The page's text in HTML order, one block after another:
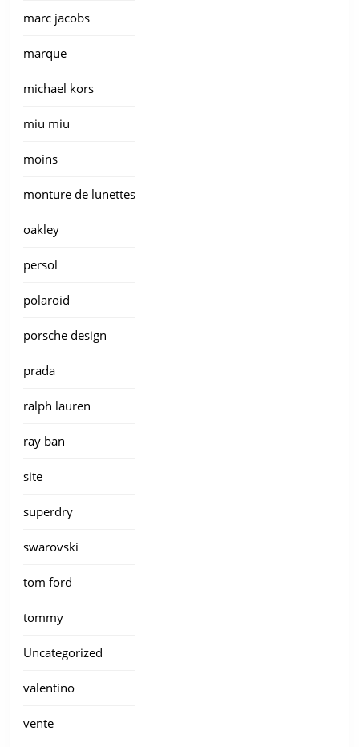
marc jacobs
marque
michael kors
miu miu
moins
monture de lunettes
oakley
persol
polaroid
porsche design
prada
ralph lauren
ray ban
site
superdry
swarovski
tom ford
tommy
Uncategorized
valentino
vente